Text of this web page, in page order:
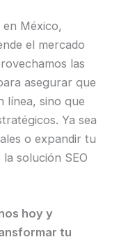
México,
el mercado
las
asegurar que
línea, sino que
Ya sea
o expandir tu
solución SEO
hoy y
tu